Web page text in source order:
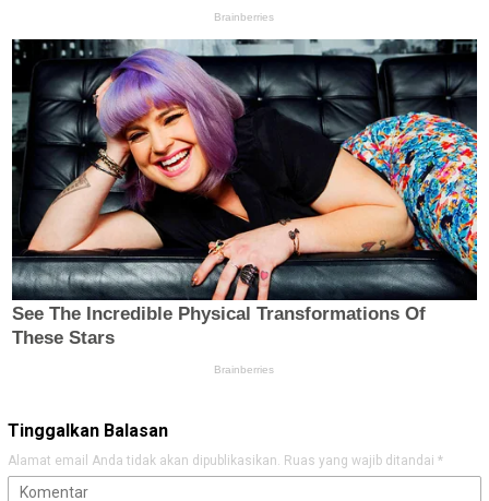
Tinggalkan Balasan
Alamat email Anda tidak akan dipublikasikan. Ruas yang wajib ditandai *